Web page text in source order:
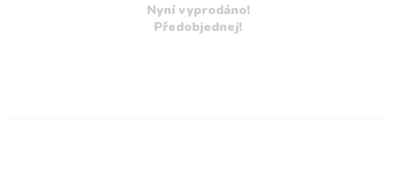
Nyní vyprodáno!
Předobjednej!